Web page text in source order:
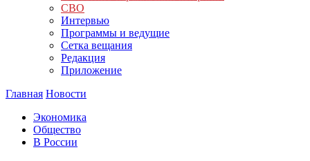
СВО
Интервью
Программы и ведущие
Сетка вещания
Редакция
Приложение
Главная Новости
Экономика
Общество
В России